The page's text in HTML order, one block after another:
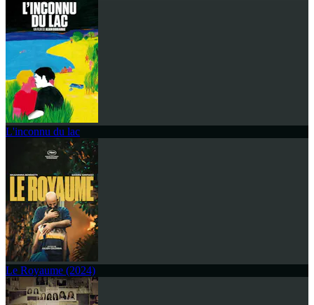
L'inconnu du lac
Le Royaume (2024)